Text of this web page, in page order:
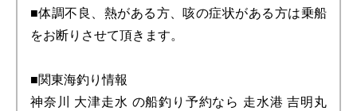
■体調不良、熱がある方、咳の症状がある方は乗船
をお断りさせて頂きます。
■関東海釣り情報
神奈川 大津走水 の船釣り予約なら 走水港 吉明丸